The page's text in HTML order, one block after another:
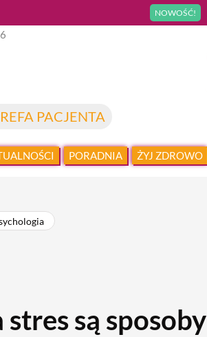
NOWOŚĆ!
PACJENTA
PORADNIA ŻYJ ZDROWO
stres są sposoby